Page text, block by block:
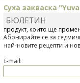
Суха закваска
Отскоро Лесафр
продукт, който ще
БЮЛЕТИН
Абонирайте се за
най-новите рецепти и
E-mail: